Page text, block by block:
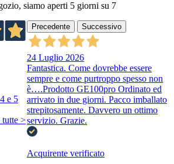
siamo aperti 5 giorni su 7
e 5
tutte >
Precedente Successivo
24 Luglio 2026
Fantastica. Come dovrebbe essere
sempre e come purtroppo spesso non
è….Prodotto GE100pro Ordinato ed
arrivato in due giorni. Pacco imballato
strepitosamente. Davvero un ottimo
servizio. Grazie.
Acquirente verificato